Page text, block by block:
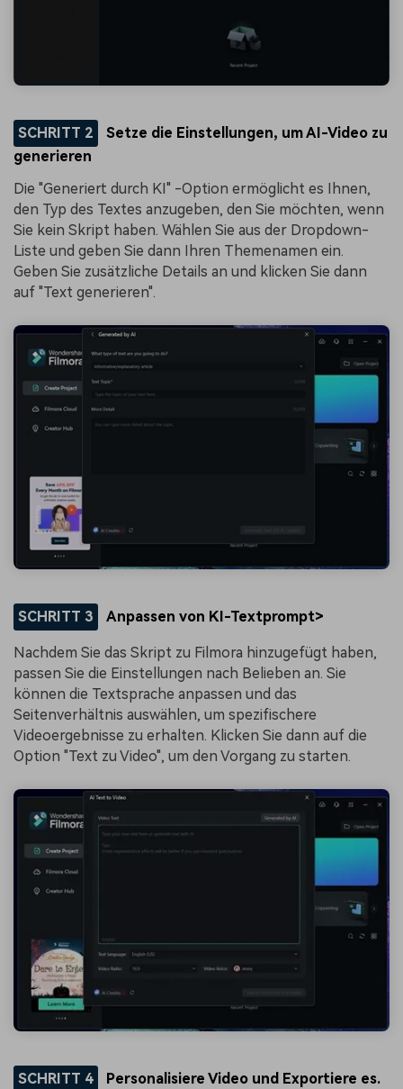
SCHRITT 2
Setze die Einstellungen, um AI-Video zu
generieren
Die "Generiert durch KI" -Option ermöglicht es Ihnen,
den Typ des Textes anzugeben, den Sie möchten, wenn
Sie kein Skript haben. Wählen Sie aus der Dropdown-
Liste und geben Sie dann Ihren Themenamen ein.
Geben Sie zusätzliche Details an und klicken Sie dann
auf "Text generieren".
SCHRITT 3 Anpassen von KI-Textprompt>
Nachdem Sie das Skript zu Filmora hinzugefügt haben,
passen Sie die Einstellungen nach Belieben an. Sie
können die Textsprache anpassen und das
Seitenverhältnis auswählen, um spezifischere
Videoergebnisse zu erhalten. Klicken Sie dann auf die
Option "Text zu Video", um den Vorgang zu starten.
SCHRITT 4 Personalisiere Video und Exportiere es.